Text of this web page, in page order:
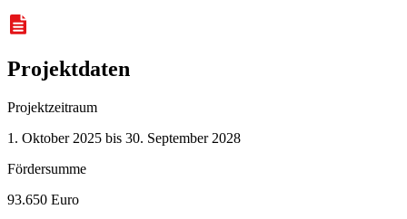
Projektdaten
Projektzeitraum
1. Oktober 2025 bis 30. September 2028
Fördersumme
93.650 Euro